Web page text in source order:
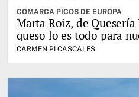
COMARCA PICOS DE EUROPA
Marta Roiz, de
queso lo es todo para
CARMEN PI CASCALES